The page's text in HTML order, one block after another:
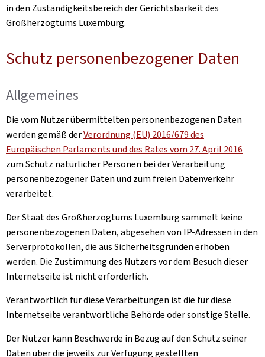
in den Zuständigkeitsbereich der Gerichtsbarkeit des
Großherzogtums Luxemburg.
Schutz personenbezogener Daten
Allgemeines
Die vom Nutzer übermittelten personenbezogenen Daten
werden gemäß derVerordnung (EU) 2016/679 des
Europäischen Parlaments und des Rates vom 27. April 2016
zum Schutz natürlicher Personen bei der Verarbeitung
personenbezogener Daten und zum freien Datenverkehr
verarbeitet.
Der Staat des Großherzogtums Luxemburg sammelt keine
personenbezogenen Daten, abgesehen von IP-Adressen in den
Serverprotokollen, die aus Sicherheitsgründen erhoben
werden. Die Zustimmung des Nutzers vor dem Besuch dieser
Internetseite ist nicht erforderlich.
Verantwortlich für diese Verarbeitungen ist die für diese
Internetseite verantwortliche Behörde oder sonstige Stelle.
Der Nutzer kann Beschwerde in Bezug auf den Schutz seiner
Daten über die jeweils zur Verfügung gestellten